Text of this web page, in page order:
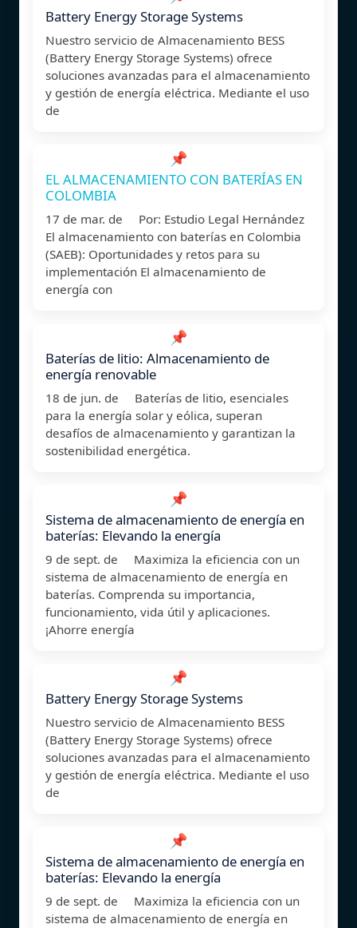
Battery Energy Storage Systems
Nuestro servicio de Almacenamiento BESS
(Battery Energy Storage Systems) ofrece
soluciones avanzadas para el almacenamiento
y gestión de energía eléctrica. Mediante el uso
de
📌
EL ALMACENAMIENTO CON BATERÍAS EN
COLOMBIA
17 de mar. de Por: Estudio Legal Hernández
El almacenamiento con baterías en Colombia
(SAEB): Oportunidades y retos para su
implementación El almacenamiento de
energía con
📌
Baterías de litio: Almacenamiento de
energía renovable
18 de jun. de Baterías de litio, esenciales
para la energía solar y eólica, superan
desafíos de almacenamiento y garantizan la
sostenibilidad energética.
📌
Sistema de almacenamiento de energía en
baterías: Elevando la energía
9 de sept. de Maximiza la eficiencia con un
sistema de almacenamiento de energía en
baterías. Comprenda su importancia,
funcionamiento, vida útil y aplicaciones.
¡Ahorre energía
📌
Battery Energy Storage Systems
Nuestro servicio de Almacenamiento BESS
(Battery Energy Storage Systems) ofrece
soluciones avanzadas para el almacenamiento
y gestión de energía eléctrica. Mediante el uso
de
📌
Sistema de almacenamiento de energía en
baterías: Elevando la energía
9 de sept. de Maximiza la eficiencia con un
sistema de almacenamiento de energía en